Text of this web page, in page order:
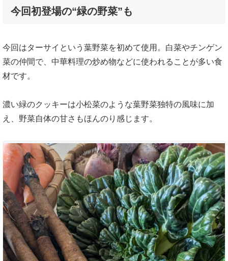
今回初登場の“緑の野菜”も
今回はターサイという葉野菜を初めて使用。白菜やチンゲン
菜の仲間で、中華料理の炒め物などに使われることが多い食
材です。
濃い緑のクッキーは小松菜のような葉野菜独特の風味に加
え、野菜自体の甘さもほんのり感じます。